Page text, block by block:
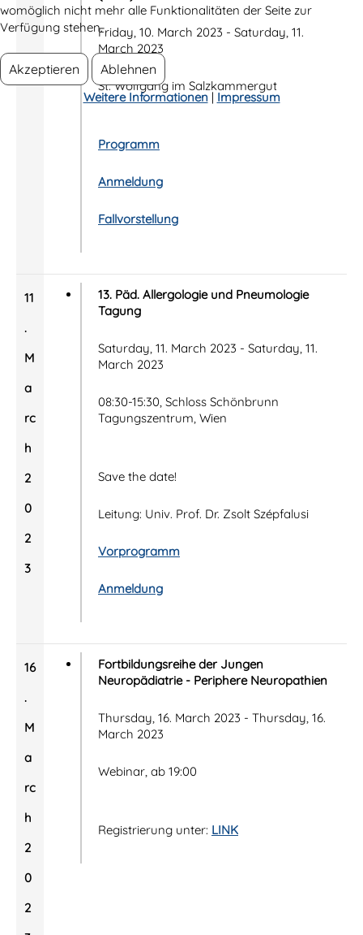
Friday, 10. March 2023 - Saturday, 11.
March 2023
St. Wolfgang im Salzkammergut
Programm
Anmeldung
Fallvorstellung
11
.
M
a
rc
h
2
0
2
3
13. Päd. Allergologie und Pneumologie
Tagung
Saturday, 11. March 2023 - Saturday, 11.
March 2023
08:30-15:30, Schloss Schönbrunn
Tagungszentrum, Wien
Save the date!
Leitung: Univ. Prof. Dr. Zsolt Szépfalusi
Vorprogramm
Anmeldung
16
.
M
a
rc
h
2
0
2
Fortbildungsreihe der Jungen
Neuropädiatrie - Periphere Neuropathien
Thursday, 16. March 2023 - Thursday, 16.
March 2023
Webinar, ab 19:00
Registrierung unter: LINK
womöglich nicht mehr alle Funktionalitäten der Seite zur
Verfügung stehen.
Akzeptieren Ablehnen
Weitere Informationen| Impressum